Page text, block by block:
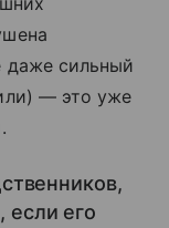
даже сильный
— это уже
его